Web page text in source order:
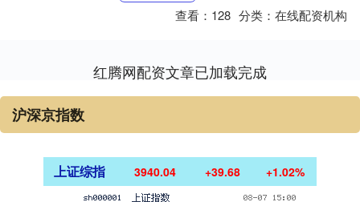
查看： 128 分类：在线配资机构
红腾网配资文章已加载完成
沪深京指数
上证综指 3940.04 +39.68 +1.02%